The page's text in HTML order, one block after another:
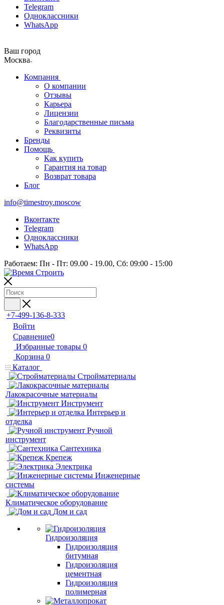
Telegram
Одноклассники
WhatsApp
Ваш город
Москва
Компания
О компании
Отзывы
Карьера
Лицензии
Благодарственные письма
Реквизиты
Бренды
Помощь
Как купить
Гарантия на товар
Возврат товара
Блог
info@timestroy.moscow
Вконтакте
Telegram
Одноклассники
WhatsApp
Работаем: Пн - Пт: 09.00 - 19.00, Сб: 09:00 - 15:00
+7-499-136-8-333
Войти
Сравнение0
Избранные товары 0
Корзина 0
Каталог
Стройматериалы
Лакокрасочные материалы
Инструмент
Интерьер и
отделка
Ручной
инструмент
Сантехника
Крепеж
Электрика
Инженерные
системы
Климатическое оборудование
Дом и сад
Гидроизоляция
Гидроизоляция
битумная
Гидроизоляция
цементная
Гидроизоляция
полимерная